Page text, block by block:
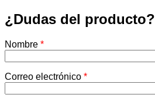
¿Dudas del producto?
Nombre *
Correo electrónico *